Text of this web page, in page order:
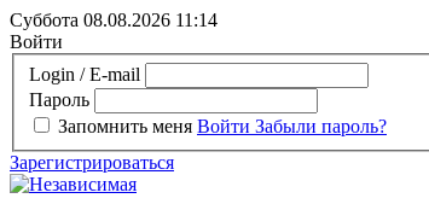
Суббота 08.08.2026 11:14
Войти
Login / E-mail
Пароль
Запомнить меня Войти Забыли пароль?
Зарегистрироваться